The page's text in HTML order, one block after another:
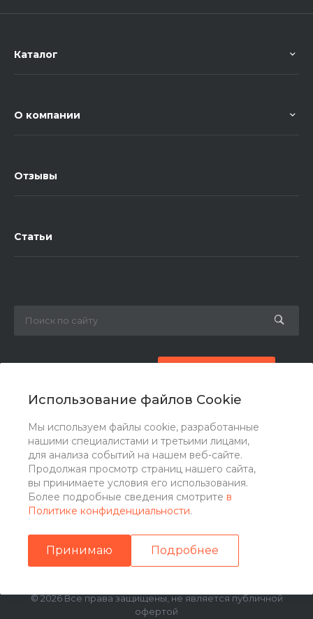
Использование файлов Cookie
Мы используем файлы cookie, разработанные
нашими специалистами и третьими лицами,
для анализа событий на нашем веб-сайте.
Продолжая просмотр страниц нашего сайта,
вы принимаете условия его использования.
Более подробные сведения смотрите в
Политике конфиденциальности.
Принимаю Подробнее
Каталог
О компании
Отзывы
Статьи
zakaz@ogk-opora.ru
г. Москва, г. Москва, ул. 7-я Парковая, 24
© 2026 Все права защищены, не является публичной
офертой